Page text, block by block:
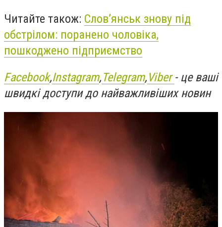
Читайте також: Слов’янськ знову під
обстрілом: поранено чоловіка,
пошкоджено підприємство
Facebook,Instagram,Telegram,Viber- це ваші
швидкі доступи до найважливіших новин